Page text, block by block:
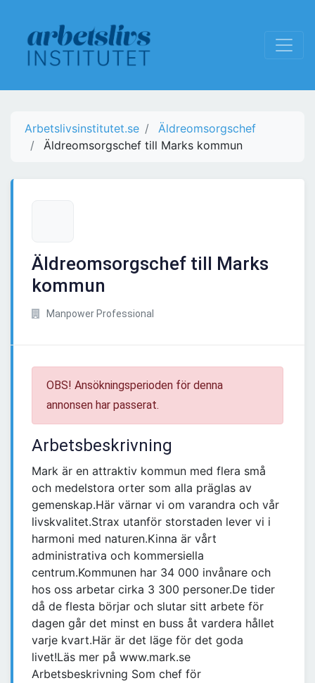
Arbetslivsinstitutet.se
Äldreomsorgschef
Äldreomsorgschef till Marks kommun
Äldreomsorgschef till Marks
kommun
Manpower Professional
OBS! Ansökningsperioden för denna
annonsen har passerat.
Arbetsbeskrivning
Mark är en attraktiv kommun med flera små
och medelstora orter som alla präglas av
gemenskap.Här värnar vi om varandra och vår
livskvalitet.Strax utanför storstaden lever vi i
harmoni med naturen.Kinna är vårt
administrativa och kommersiella
centrum.Kommunen har 34 000 invånare och
hos oss arbetar cirka 3 300 personer.De tider
då de flesta börjar och slutar sitt arbete för
dagen går det minst en buss åt vardera hållet
varje kvart.Här är det läge för det goda
livet!Läs mer på www.mark.se
Arbetsbeskrivning Som chef för